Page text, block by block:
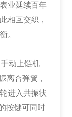
业延续百年
相互交织，
。
动上链机
离合弹簧，
进入共振状
按键可同时